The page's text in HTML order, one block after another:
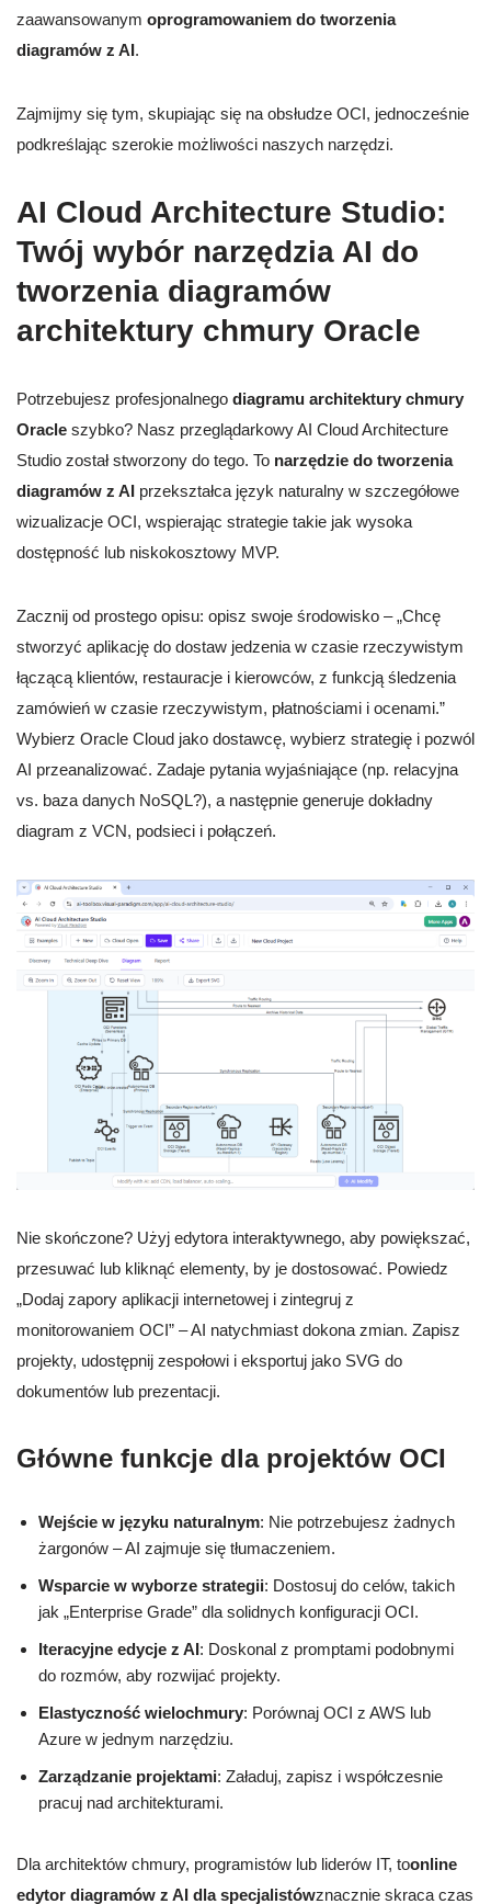
zaawansowanym oprogramowaniem do tworzenia
diagramów z AI.
Zajmijmy się tym, skupiając się na obsłudze OCI, jednocześnie
podkreślając szerokie możliwości naszych narzędzi.
AI Cloud Architecture Studio:
Twój wybór narzędzia AI do
tworzenia diagramów
architektury chmury Oracle
Potrzebujesz profesjonalnego diagramu architektury chmury
Oracle szybko? Nasz przeglądarkowy AI Cloud Architecture
Studio został stworzony do tego. To narzędzie do tworzenia
diagramów z AI przekształca język naturalny w szczegółowe
wizualizacje OCI, wspierając strategie takie jak wysoka
dostępność lub niskokosztowy MVP.
Zacznij od prostego opisu: opisz swoje środowisko – „Chcę
stworzyć aplikację do dostaw jedzenia w czasie rzeczywistym
łączącą klientów, restauracje i kierowców, z funkcją śledzenia
zamówień w czasie rzeczywistym, płatnościami i ocenami.”
Wybierz Oracle Cloud jako dostawcę, wybierz strategię i pozwól
AI przeanalizować. Zadaje pytania wyjaśniające (np. relacyjna
vs. baza danych NoSQL?), a następnie generuje dokładny
diagram z VCN, podsieci i połączeń.
Nie skończone? Użyj edytora interaktywnego, aby powiększać,
przesuwać lub kliknąć elementy, by je dostosować. Powiedz
„Dodaj zapory aplikacji internetowej i zintegruj z
monitorowaniem OCI” – AI natychmiast dokona zmian. Zapisz
projekty, udostępnij zespołowi i eksportuj jako SVG do
dokumentów lub prezentacji.
Główne funkcje dla projektów OCI
Wejście w języku naturalnym: Nie potrzebujesz żadnych
żargonów – AI zajmuje się tłumaczeniem.
Wsparcie w wyborze strategii: Dostosuj do celów, takich
jak „Enterprise Grade” dla solidnych konfiguracji OCI.
Iteracyjne edycje z AI: Doskonal z promptami podobnymi
do rozmów, aby rozwijać projekty.
Elastyczność wielochmury: Porównaj OCI z AWS lub
Azure w jednym narzędziu.
Zarządzanie projektami: Załaduj, zapisz i współczesnie
pracuj nad architekturami.
Dla architektów chmury, programistów lub liderów IT, toonline
edytor diagramów z AI dla specjalistówznacznie skraca czas